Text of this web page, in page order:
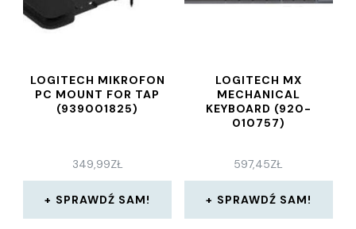
LOGITECH MIKROFON
PC MOUNT FOR TAP
(939001825)
349,99ZŁ
SPRAWDŹ SAM!
LOGITECH MX
MECHANICAL
KEYBOARD (920-
010757)
597,45ZŁ
SPRAWDŹ SAM!